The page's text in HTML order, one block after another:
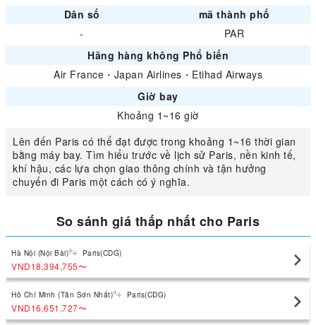
Dân số
mã thành phố
-
PAR
Hãng hàng không Phổ biến
Air France ・ Japan Airlines ・ Etihad Airways
Giờ bay
Khoảng 1~16 giờ
Lên đến Paris có thể đạt được trong khoảng 1~16 thời gian
bằng máy bay. Tìm hiểu trước về lịch sử Paris, nền kinh tế,
khí hậu, các lựa chọn giao thông chính và tận hưởng
chuyến đi Paris một cách có ý nghĩa.
So sánh giá thấp nhất cho Paris
Hà Nội (Nội Bài) Paris(CDG)
VND18,394,755〜
Hồ Chí Minh (Tân Sơn Nhất) Paris(CDG)
VND16,651,727〜